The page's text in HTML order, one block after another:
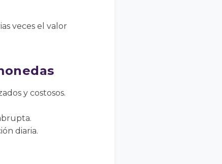
veces el valor
y costosos.
diaria.